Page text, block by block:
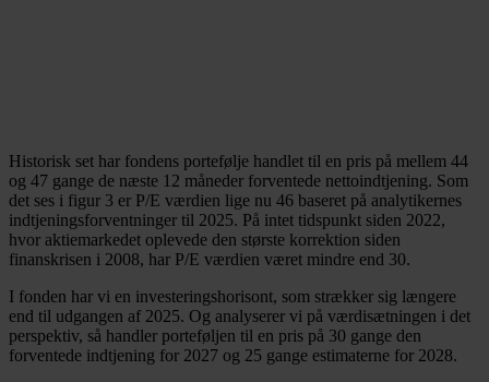
Historisk set har fondens portefølje handlet til en pris på mellem 44
og 47 gange de næste 12 måneder forventede nettoindtjening. Som
det ses i figur 3 er P/E værdien lige nu 46 baseret på analytikernes
indtjeningsforventninger til 2025. På intet tidspunkt siden 2022,
hvor aktiemarkedet oplevede den største korrektion siden
finanskrisen i 2008, har P/E værdien været mindre end 30.
I fonden har vi en investeringshorisont, som strækker sig længere
end til udgangen af 2025. Og analyserer vi på værdisætningen i det
perspektiv, så handler porteføljen til en pris på 30 gange den
forventede indtjening for 2027 og 25 gange estimaterne for 2028.